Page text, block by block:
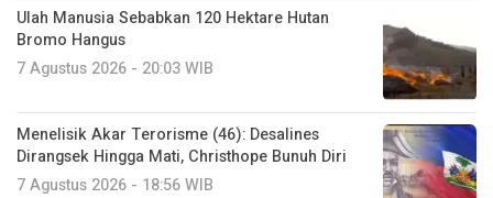
Ulah Manusia Sebabkan 120 Hektare Hutan
Bromo Hangus
7 Agustus 2026 - 20:03 WIB
Menelisik Akar Terorisme (46): Desalines
Dirangsek Hingga Mati, Christhope Bunuh Diri
7 Agustus 2026 - 18:56 WIB